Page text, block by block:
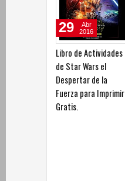
Libro de Actividades
de Star Wars el
Despertar de la
Fuerza para Imprimir
Gratis.
29
Abr
2016